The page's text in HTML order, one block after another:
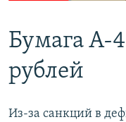
Бумага А-
рублей
Из-за санкций в